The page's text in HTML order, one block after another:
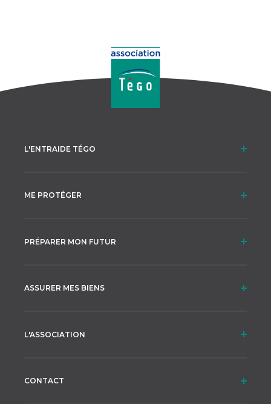
L'ENTRAIDE TÉGO
ME PROTÉGER
PRÉPARER MON FUTUR
ASSURER MES BIENS
L'ASSOCIATION
CONTACT